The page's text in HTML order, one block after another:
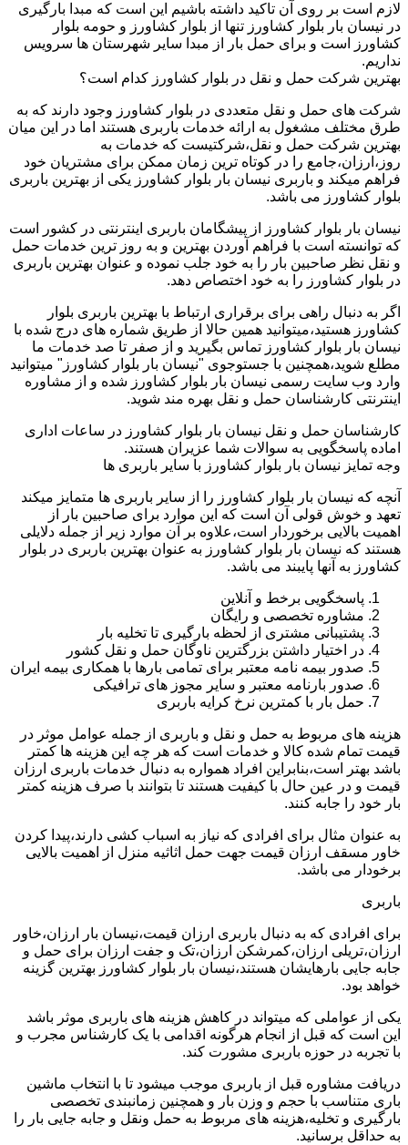
لازم است بر روی آن تاکید داشته باشیم این است که مبدا بارگیری
در نیسان بار بلوار کشاورز تنها از بلوار کشاورز و حومه بلوار
کشاورز است و برای حمل بار از مبدا سایر شهرستان ها سرویس
نداریم.
بهترین شرکت حمل و نقل در بلوار کشاورز کدام است؟
شرکت های حمل و نقل متعددی در بلوار کشاورز وجود دارند که به
طرق مختلف مشغول به ارائه خدمات باربری هستند اما در این میان
بهترین شرکت حمل و نقل،شرکتیست که خدمات به
روز،ارزان،جامع را در کوتاه ترین زمان ممکن برای مشتریان خود
فراهم میکند و باربری نیسان بار بلوار کشاورز یکی از بهترین باربری
بلوار کشاورز می باشد.
نیسان بار بلوار کشاورز از پیشگامان باربری اینترنتی در کشور است
که توانسته است با فراهم آوردن بهترین و به روز ترین خدمات حمل
و نقل نظر صاحبین بار را به خود جلب نموده و عنوان بهترین باربری
در بلوار کشاورز را به خود اختصاص دهد.
اگر به دنبال راهی برای برقراری ارتباط با بهترین باربری بلوار
کشاورز هستید،میتوانید همین حالا از طریق شماره های درج شده با
نیسان بار بلوار کشاورز تماس بگیرید و از صفر تا صد خدمات ما
مطلع شوید،همچنین با جستوجوی "نیسان بار بلوار کشاورز" میتوانید
وارد وب سایت رسمی نیسان بار بلوار کشاورز شده و از مشاوره
اینترنتی کارشناسان حمل و نقل بهره مند شوید.
کارشناسان حمل و نقل نیسان بار بلوار کشاورز در ساعات اداری
اماده پاسخگویی به سوالات شما عزیران هستند.
وجه تمایز نیسان بار بلوار کشاورز با سایر باربری ها
آنچه که نیسان بار بلوار کشاورز را از سایر باربری ها متمایز میکند
تعهد و خوش قولی آن است که این موارد برای صاحبین بار از
اهمیت بالایی برخوردار است،علاوه بر آن موارد زیر از جمله دلایلی
هستند که نیسان بار بلوار کشاورز به عنوان بهترین باربری در بلوار
کشاورز به آنها پایبند می باشد.
پاسخگویی برخط و آنلاین
مشاوره تخصصی و رایگان
پشتیبانی مشتری از لحظه بارگیری تا تخلیه بار
در اختیار داشتن بزرگترین ناوگان حمل و نقل کشور
صدور بیمه نامه معتبر برای تمامی بارها با همکاری بیمه ایران
صدور بارنامه معتبر و سایر مجوز های ترافیکی
حمل بار با کمترین نرخ کرایه باربری
هزینه های مربوط به حمل و نقل و باربری از جمله عوامل موثر در
قیمت تمام شده کالا و خدمات است که هر چه این هزینه ها کمتر
باشد بهتر است،بنابراین افراد همواره به دنبال خدمات باربری ارزان
قیمت و در عین حال با کیفیت هستند تا بتوانند با صرف هزینه کمتر
بار خود را جابه کنند.
به عنوان مثال برای افرادی که نیاز به اسباب کشی دارند،پیدا کردن
خاور مسقف ارزان قیمت جهت حمل اثاثیه منزل از اهمیت بالایی
برخودار می باشد.
باربری
برای افرادی که به دنبال باربری ارزان قیمت،نیسان بار ارزان،خاور
ارزان،تریلی ارزان،کمرشکن ارزان،تک و جفت ارزان برای حمل و
جابه جایی بارهایشان هستند،نیسان بار بلوار کشاورز بهترین گزینه
خواهد بود.
یکی از عواملی که میتواند در کاهش هزینه های باربری موثر باشد
این است که قبل از انجام هرگونه اقدامی با یک کارشناس مجرب و
با تجربه در حوزه باربری مشورت کند.
دریافت مشاوره قبل از باربری موجب میشود تا با انتخاب ماشین
باری متناسب با حجم و وزن بار و همچنین زمانبندی تخصصی
بارگیری و تخلیه،هزینه های مربوط به حمل ونقل و جابه جایی بار را
به حداقل برسانید.